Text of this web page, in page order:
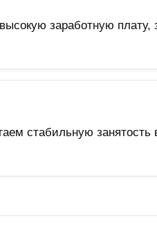
заработную плату,
стабильную занятость